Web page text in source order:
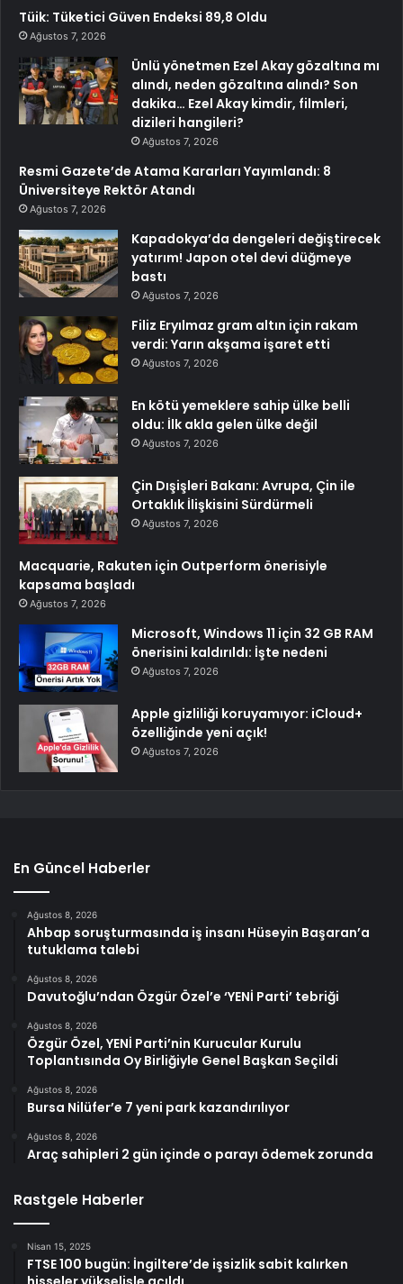
Tüik: Tüketici Güven Endeksi 89,8 Oldu
Ağustos 7, 2026
Ünlü yönetmen Ezel Akay gözaltına mı
alındı, neden gözaltına alındı? Son
dakika… Ezel Akay kimdir, filmleri,
dizileri hangileri?
Ağustos 7, 2026
Resmi Gazete’de Atama Kararları Yayımlandı: 8
Üniversiteye Rektör Atandı
Ağustos 7, 2026
Kapadokya’da dengeleri değiştirecek
yatırım! Japon otel devi düğmeye
bastı
Ağustos 7, 2026
Filiz Eryılmaz gram altın için rakam
verdi: Yarın akşama işaret etti
Ağustos 7, 2026
En kötü yemeklere sahip ülke belli
oldu: İlk akla gelen ülke değil
Ağustos 7, 2026
Çin Dışişleri Bakanı: Avrupa, Çin ile
Ortaklık İlişkisini Sürdürmeli
Ağustos 7, 2026
Macquarie, Rakuten için Outperform önerisiyle
kapsama başladı
Ağustos 7, 2026
Microsoft, Windows 11 için 32 GB RAM
önerisini kaldırıldı: İşte nedeni
Ağustos 7, 2026
Apple gizliliği koruyamıyor: iCloud+
özelliğinde yeni açık!
Ağustos 7, 2026
En Güncel Haberler
Ağustos 8, 2026
Ahbap soruşturmasında iş insanı Hüseyin Başaran’a
tutuklama talebi
Ağustos 8, 2026
Davutoğlu’ndan Özgür Özel’e ‘YENİ Parti’ tebriği
Ağustos 8, 2026
Özgür Özel, YENİ Parti’nin Kurucular Kurulu
Toplantısında Oy Birliğiyle Genel Başkan Seçildi
Ağustos 8, 2026
Bursa Nilüfer’e 7 yeni park kazandırılıyor
Ağustos 8, 2026
Araç sahipleri 2 gün içinde o parayı ödemek zorunda
Rastgele Haberler
Nisan 15, 2025
FTSE 100 bugün: İngiltere’de işsizlik sabit kalırken